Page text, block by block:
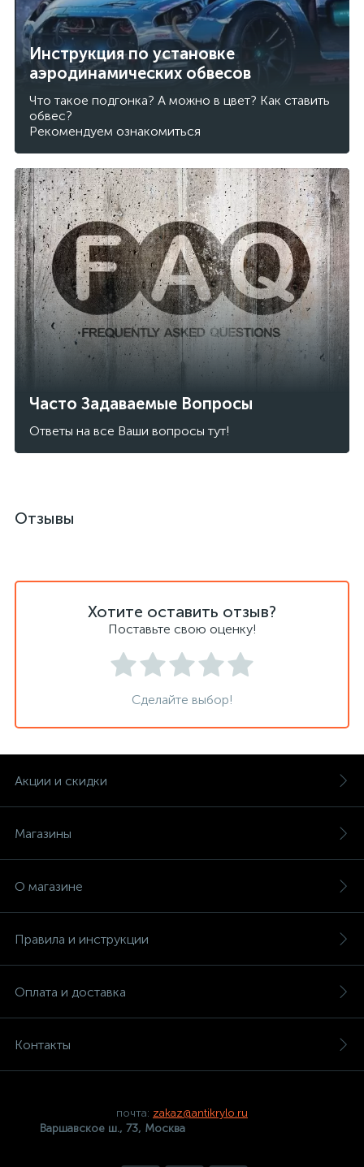
Инструкция по установке
аэродинамических обвесов
Что такое подгонка? А можно в цвет? Как ставить
обвес?
Рекомендуем ознакомиться
Часто Задаваемые Вопросы
Ответы на все Ваши вопросы тут!
Отзывы
Хотите оставить отзыв?
Поставьте свою оценку!
Сделайте выбор!
Акции и скидки
Магазины
О магазине
Правила и инструкции
Оплата и доставка
Контакты
почта: zakaz@antikrylo.ru
Варшавское ш., 73, Москва